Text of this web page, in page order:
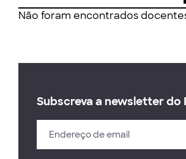
Não foram encontrados
Subscreva a newsletter do